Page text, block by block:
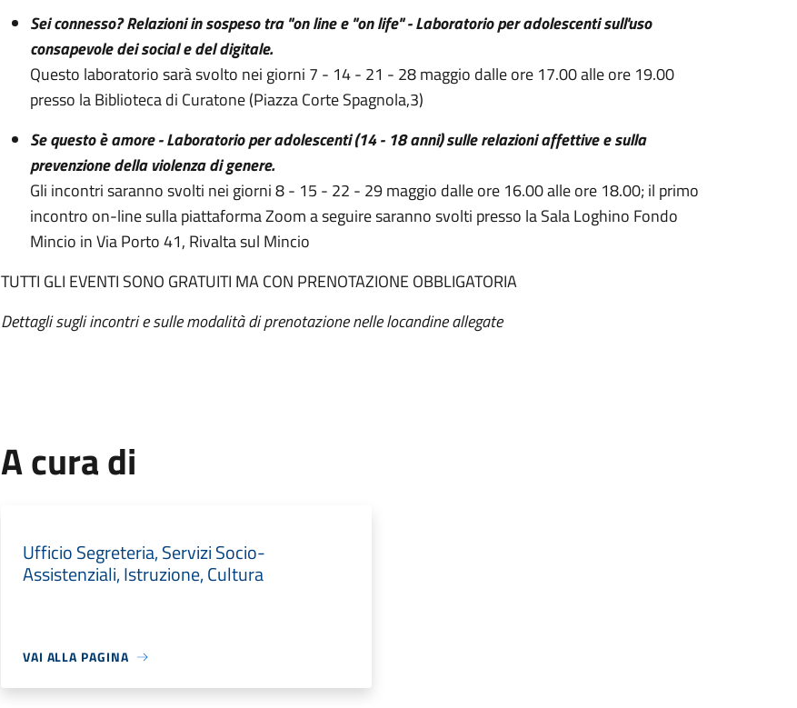
Sei connesso? Relazioni in sospeso tra "on line e "on life" - Laboratorio per adolescenti sull'uso
consapevole dei social e del digitale.
Questo laboratorio sarà svolto nei giorni 7 - 14 - 21 - 28 maggio dalle ore 17.00 alle ore 19.00
presso la Biblioteca di Curatone (Piazza Corte Spagnola,3)
Se questo è amore - Laboratorio per adolescenti (14 - 18 anni) sulle relazioni affettive e sulla
prevenzione della violenza di genere.
Gli incontri saranno svolti nei giorni 8 - 15 - 22 - 29 maggio dalle ore 16.00 alle ore 18.00; il primo
incontro on-line sulla piattaforma Zoom a seguire saranno svolti presso la Sala Loghino Fondo
Mincio in Via Porto 41, Rivalta sul Mincio
TUTTI GLI EVENTI SONO GRATUITI MA CON PRENOTAZIONE OBBLIGATORIA
Dettagli sugli incontri e sulle modalità di prenotazione nelle locandine allegate
A cura di
Ufficio Segreteria, Servizi Socio-
Assistenziali, Istruzione, Cultura
VAI ALLA PAGINA